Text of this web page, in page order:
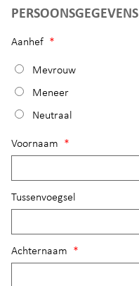
PERSOONSGEGEVENS
Aanhef *
Mevrouw
Meneer
Neutraal
Voornaam *
Tussenvoegsel
Achternaam *